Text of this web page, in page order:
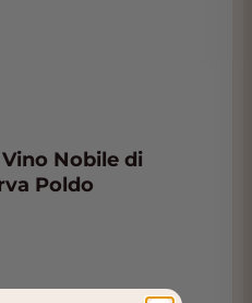
Nobile di
Poldo